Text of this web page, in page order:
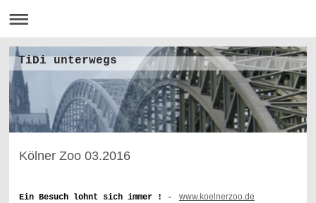
TiDi unterwegs
Kölner Zoo 03.2016
Ein Besuch lohnt sich immer ! - www.koelnerzoo.de